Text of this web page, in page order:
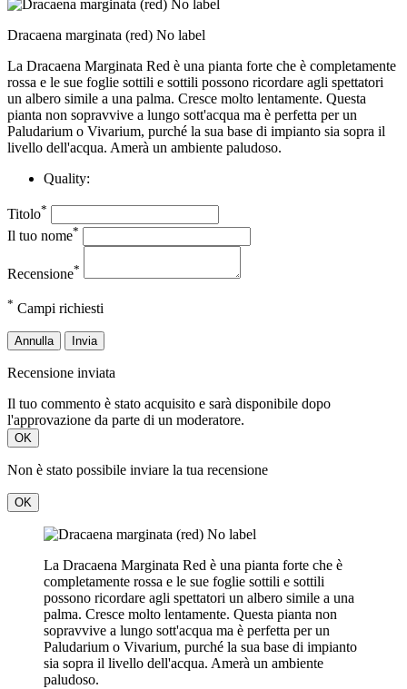
Dracaena marginata (red) No label
La Dracaena Marginata Red è una pianta forte che è completamente
rossa e le sue foglie sottili e sottili possono ricordare agli spettatori
un albero simile a una palma. Cresce molto lentamente. Questa
pianta non sopravvive a lungo sott'acqua ma è perfetta per un
Paludarium o Vivarium, purché la sua base di impianto sia sopra il
livello dell'acqua. Amerà un ambiente paludoso.
Quality:
Titolo*
Il tuo nome*
Recensione*
* Campi richiesti
Annulla Invia
Recensione inviata
Il tuo commento è stato acquisito e sarà disponibile dopo
l'approvazione da parte di un moderatore.
OK
Non è stato possibile inviare la tua recensione
OK
La Dracaena Marginata Red è una pianta forte che è
completamente rossa e le sue foglie sottili e sottili
possono ricordare agli spettatori un albero simile a una
palma. Cresce molto lentamente. Questa pianta non
sopravvive a lungo sott'acqua ma è perfetta per un
Paludarium o Vivarium, purché la sua base di impianto
sia sopra il livello dell'acqua. Amerà un ambiente
paludoso.